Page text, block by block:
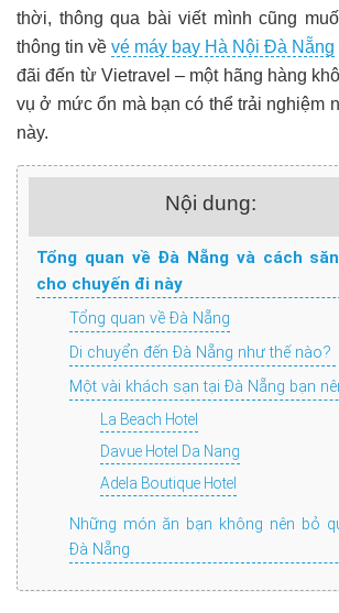
thời, thông qua bài viết mình cũng
thông tin về vé máy bay Hà Nội Đà Nẵng
đãi đến từ Vietravel – một hãng hàng
vụ ở mức ổn mà bạn có thể trải nghiệm
này.
Nội dung:
Tổng quan về Đà Nẵng và cách
cho chuyến đi này
Tổng quan về Đà Nẵng
Di chuyển đến Đà Nẵng như thế nào?
Một vài khách sạn tại Đà Nẵng bạn
La Beach Hotel
Davue Hotel Da Nang
Adela Boutique Hotel
Những món ăn bạn không nên bỏ
Đà Nẵng